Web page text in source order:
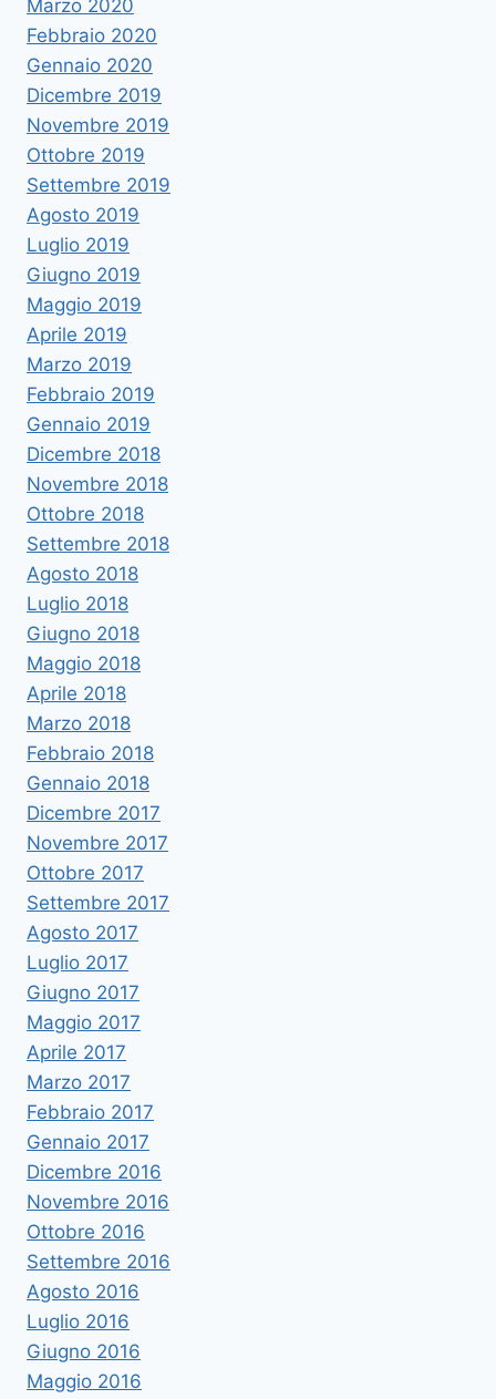
Marzo 2020
Febbraio 2020
Gennaio 2020
Dicembre 2019
Novembre 2019
Ottobre 2019
Settembre 2019
Agosto 2019
Luglio 2019
Giugno 2019
Maggio 2019
Aprile 2019
Marzo 2019
Febbraio 2019
Gennaio 2019
Dicembre 2018
Novembre 2018
Ottobre 2018
Settembre 2018
Agosto 2018
Luglio 2018
Giugno 2018
Maggio 2018
Aprile 2018
Marzo 2018
Febbraio 2018
Gennaio 2018
Dicembre 2017
Novembre 2017
Ottobre 2017
Settembre 2017
Agosto 2017
Luglio 2017
Giugno 2017
Maggio 2017
Aprile 2017
Marzo 2017
Febbraio 2017
Gennaio 2017
Dicembre 2016
Novembre 2016
Ottobre 2016
Settembre 2016
Agosto 2016
Luglio 2016
Giugno 2016
Maggio 2016